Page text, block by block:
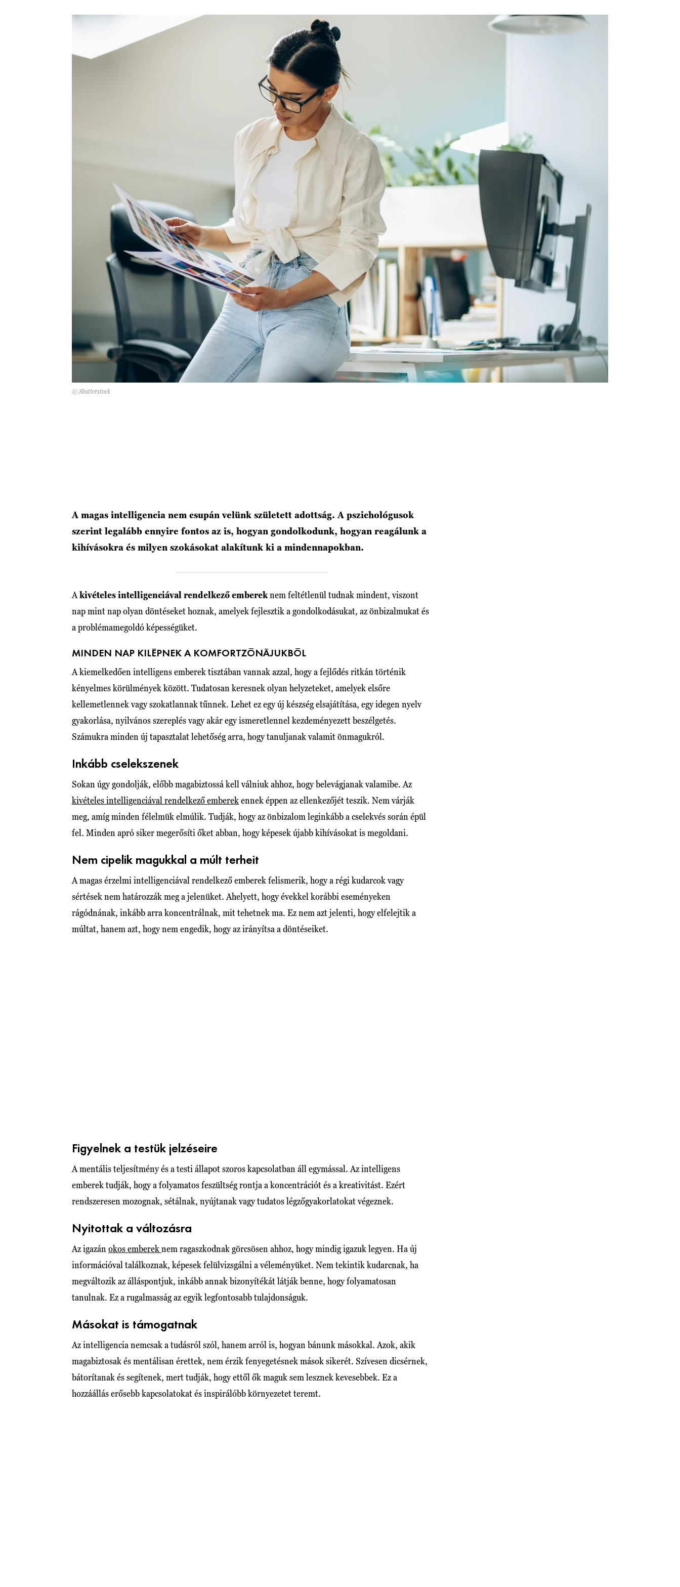
© Shutterstock
A magas intelligencia nem csupán velünk született adottság. A pszichológusok
szerint legalább ennyire fontos az is, hogyan gondolkodunk, hogyan reagálunk a
kihívásokra és milyen szokásokat alakítunk ki a mindennapokban.
Akivételes intelligenciával rendelkező embereknem feltétlenül tudnak mindent, viszont
nap mint nap olyan döntéseket hoznak, amelyek fejlesztik a gondolkodásukat, az önbizalmukat és
a problémamegoldó képességüket.
MINDEN NAP KILÉPNEK A KOMFORTZÓNÁJUKBÓL
A kiemelkedően intelligens emberek tisztában vannak azzal, hogy a fejlődés ritkán történik
kényelmes körülmények között. Tudatosan keresnek olyan helyzeteket, amelyek elsőre
kellemetlennek vagy szokatlannak tűnnek. Lehet ez egy új készség elsajátítása, egy idegen nyelv
gyakorlása, nyilvános szereplés vagy akár egy ismeretlennel kezdeményezett beszélgetés.
Számukra minden új tapasztalat lehetőség arra, hogy tanuljanak valamit önmagukról.
Inkább cselekszenek
Sokan úgy gondolják, előbb magabiztossá kell válniuk ahhoz, hogy belevágjanak valamibe. Az
kivételes intelligenciával rendelkező emberekennek éppen az ellenkezőjét teszik. Nem várják
meg, amíg minden félelmük elmúlik. Tudják, hogy az önbizalom leginkább a cselekvés során épül
fel. Minden apró siker megerősíti őket abban, hogy képesek újabb kihívásokat is megoldani.
Nem cipelik magukkal a múlt terheit
A magas érzelmi intelligenciával rendelkező emberek felismerik, hogy a régi kudarcok vagy
sértések nem határozzák meg a jelenüket. Ahelyett, hogy évekkel korábbi eseményeken
rágódnának, inkább arra koncentrálnak, mit tehetnek ma. Ez nem azt jelenti, hogy elfelejtik a
múltat, hanem azt, hogy nem engedik, hogy az irányítsa a döntéseiket.
Figyelnek a testük jelzéseire
A mentális teljesítmény és a testi állapot szoros kapcsolatban áll egymással. Az intelligens
emberek tudják, hogy a folyamatos feszültség rontja a koncentrációt és a kreativitást. Ezért
rendszeresen mozognak, sétálnak, nyújtanak vagy tudatos légzőgyakorlatokat végeznek.
Nyitottak a változásra
Az igazán okos embereknem ragaszkodnak görcsösen ahhoz, hogy mindig igazuk legyen. Ha új
információval találkoznak, képesek felülvizsgálni a véleményüket. Nem tekintik kudarcnak, ha
megváltozik az álláspontjuk, inkább annak bizonyítékát látják benne, hogy folyamatosan
tanulnak. Ez a rugalmasság az egyik legfontosabb tulajdonságuk.
Másokat is támogatnak
Az intelligencia nemcsak a tudásról szól, hanem arról is, hogyan bánunk másokkal. Azok, akik
magabiztosak és mentálisan érettek, nem érzik fenyegetésnek mások sikerét. Szívesen dicsérnek,
bátorítanak és segítenek, mert tudják, hogy ettől ők maguk sem lesznek kevesebbek. Ez a
hozzáállás erősebb kapcsolatokat és inspirálóbb környezetet teremt.